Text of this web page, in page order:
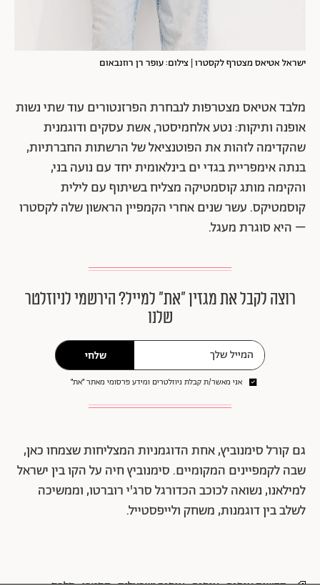
ישראל אטיאס מצטרף לקסטרו | צילום: עופר רן רוזנבאום
מלבד אטיאס מצטרפות לנבחרת הפרזנטורים עוד שתי נשות
אופנה ותיקות: נטע אלחמיסטר, אשת עסקים ודוגמנית
שהקדימה לזהות את הפוטנציאל של הרשתות החברתיות,
בנתה אימפריית בגדי ים בינלאומית יחד עם נועה בני,
והקימה מותג קוסמטיקה מצליח בשיתוף עם לילית
קוסמטיקס. עשר שנים אחרי הקמפיין הראשון שלה לקסטרו
– היא סוגרת מעגל.
רוצה לקבל את מגזין ״את״ למייל? הירשמי לניוזלטר
שלנו
שלחי
אני מאשר/ת קבלת ניוזלטרים ומידע פרסומי מאתר ״את״
גם קורל סימנוביץ, אחת הדוגמניות המצליחות שצמחו כאן,
שבה לקמפיינים המקומיים. סימנוביץ חיה על הקו בין ישראל
למילאנו, נשואה לכוכב הכדורגל סרג'י רוברטו, וממשיכה
לשלב בין דוגמנות, משחק ולייפסטייל.